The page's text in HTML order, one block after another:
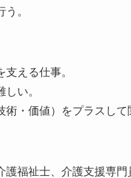
。
える仕事。
い。
・価値）をプラスして
福祉士、介護支援専